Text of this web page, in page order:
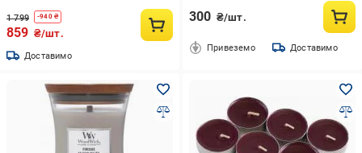
1 799 -940₴
859 ₴/шт.
Доставимо
300 ₴/шт.
Привеземо Доставимо